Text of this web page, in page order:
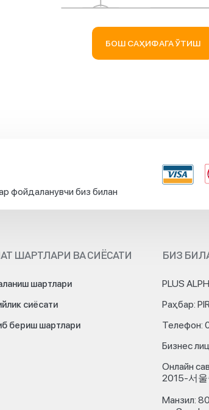
БОШ САҲИФАГА ЎТИШ
фойдаланувчи биз билан
ШАРТЛАРИ ВА СИЁСАТИ
шартлари
сиёсати
бериш шартлари
БИЗ
PLUS
Раҳбар:
Телефон:
Бизнес
Онлайн
2015-서
Манзил: